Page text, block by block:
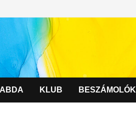
KLUB BESZÁMOLÓK